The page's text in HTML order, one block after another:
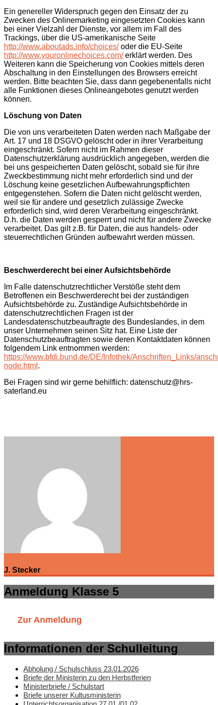
Ein genereller Widerspruch gegen den Einsatz der zu
Zwecken des Onlinemarketing eingesetzten Cookies kann
bei einer Vielzahl der Dienste, vor allem im Fall des
Trackings, über die US-amerikanische Seite
http://www.aboutads.info/choices/oder die EU-Seite
http://www.youronlinechoices.com/erklärt werden. Des
Weiteren kann die Speicherung von Cookies mittels deren
Abschaltung in den Einstellungen des Browsers erreicht
werden. Bitte beachten Sie, dass dann gegebenenfalls nicht
alle Funktionen dieses Onlineangebotes genutzt werden
können.
Löschung von Daten
Die von uns verarbeiteten Daten werden nach Maßgabe der
Art. 17 und 18 DSGVO gelöscht oder in ihrer Verarbeitung
eingeschränkt. Sofern nicht im Rahmen dieser
Datenschutzerklärung ausdrücklich angegeben, werden die
bei uns gespeicherten Daten gelöscht, sobald sie für ihre
Zweckbestimmung nicht mehr erforderlich sind und der
Löschung keine gesetzlichen Aufbewahrungspflichten
entgegenstehen. Sofern die Daten nicht gelöscht werden,
weil sie für andere und gesetzlich zulässige Zwecke
erforderlich sind, wird deren Verarbeitung eingeschränkt.
D.h. die Daten werden gesperrt und nicht für andere Zwecke
verarbeitet. Das gilt z.B. für Daten, die aus handels- oder
steuerrechtlichen Gründen aufbewahrt werden müssen.
Beschwerderecht bei einer Aufsichtsbehörde
Im Falle datenschutzrechtlicher Verstöße steht dem
Betroffenen ein Beschwerderecht bei der zuständigen
Aufsichtsbehörde zu. Zuständige Aufsichtsbehörde in
datenschutzrechtlichen Fragen ist der
Landesdatenschutzbeauftragte des Bundeslandes, in dem
unser Unternehmen seinen Sitz hat. Eine Liste der
Datenschutzbeauftragten sowie deren Kontaktdaten können
folgendem Link entnommen werden:
https://www.bfdi.bund.de/DE/Infothek/Anschriften_Links/
node.html .
Bei Fragen sind wir gerne behilflich: datenschutz@hrs-
saterland.eu
J. Stecker
Anmeldung Klasse 5
Zur Anmeldung
Informationen der Schulleitung
Abholung / Schulschluss 23.01.2026
Briefe der Ministerin zu den Herbstferien
Ministerbriefe / Schulstart
Briefe unserer Kultusministerin